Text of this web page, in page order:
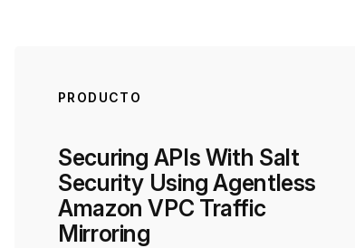
PRODUCTO
Securing APIs With Salt
Security Using Agentless
Amazon VPC Traffic
Mirroring